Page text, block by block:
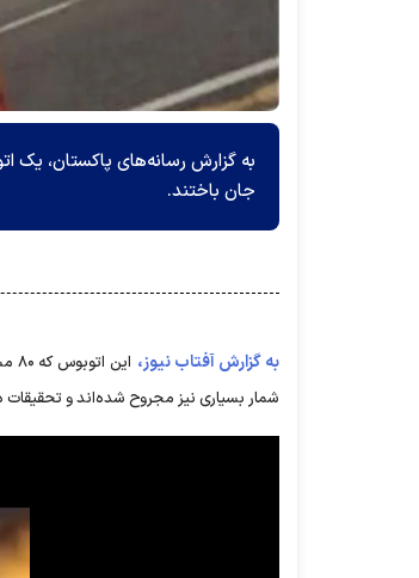
جان باختند.
به گزارش آفتاب نیوز،
شمار بسیاری نیز مجروح شده‌اند و تحقیقات